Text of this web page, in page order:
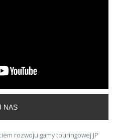
NAS
rozwoju gamy touringowej JP